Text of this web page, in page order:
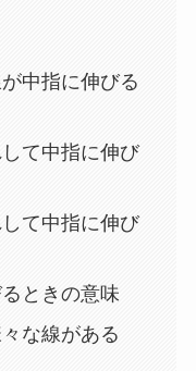
中指に伸びる
て中指に伸び
て中指に伸び
ときの意味
な線がある